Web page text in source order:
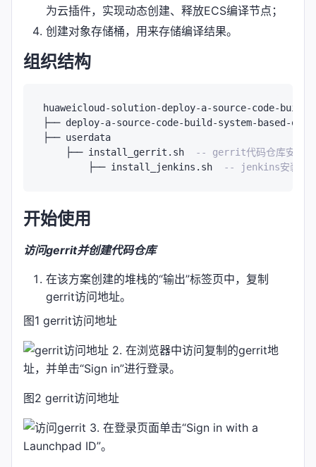
为云插件，实现动态创建、释放ECS编译节点；
创建对象存储桶，用来存储编译结果。
组织结构
huaweicloud-solution-deploy-a-source-code-build-
├── deploy-a-source-code-build-system-based-
├── userdata
    ├── install_gerrit.sh
-- gerrit代码仓库安装
	├── install_jenkins.sh
-- jenkins安装
开始使用
访问gerrit并创建代码仓库
在该方案创建的堆栈的“输出”标签页中，复制
gerrit访问地址。
图1 gerrit访问地址
2. 在浏览器中访问复制的gerrit地
址，并单击“Sign in”进行登录。
图2 gerrit访问地址
3. 在登录页面单击“Sign in with a
Launchpad ID”。